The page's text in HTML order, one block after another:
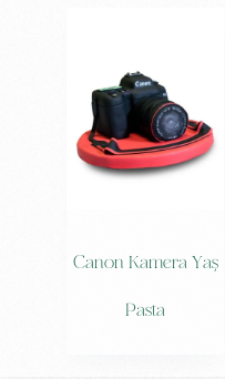
Canon Kamera Yaş
Pasta